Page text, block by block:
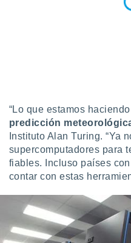
de
un
o acceder
datos
“Lo que estamos haciendo
predicción
Instituto Alan Turing. “Ya
supercomputadores para
fiables. Incluso países
contar con estas